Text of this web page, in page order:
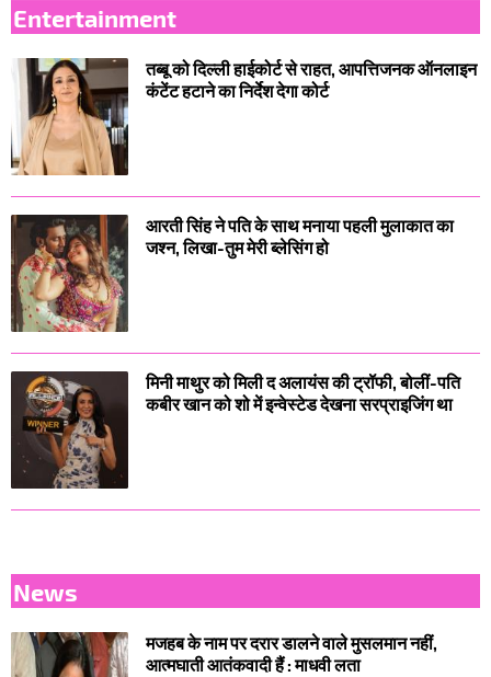
Entertainment
तब्बू को दिल्ली हाईकोर्ट से राहत, आपत्तिजनक ऑनलाइन
कंटेंट हटाने का निर्देश देगा कोर्ट
आरती सिंह ने पति के साथ मनाया पहली मुलाकात का
जश्न, लिखा-तुम मेरी ब्लेसिंग हो
मिनी माथुर को मिली द अलायंस की ट्रॉफी, बोलीं-पति
कबीर खान को शो में इन्वेस्टेड देखना सरप्राइजिंग था
News
मजहब के नाम पर दरार डालने वाले मुसलमान नहीं,
आत्मघाती आतंकवादी हैं : माधवी लता